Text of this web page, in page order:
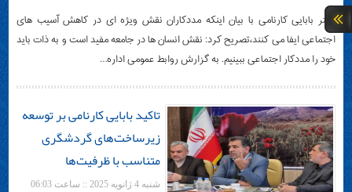
دکتر بابایی کارنامی با بیان اینکه مددکاران نقش ویژه ای در کاهش آسیب های
اجتماعی ایفا می کنند،تصریح کرد: نقش انسان ها در جامعه مفید است و به ذات باید
خود را مددکار اجتماعی ببینیم. به گزارش روابط عمومی اداره…
تاکید بابایی کارنامی بر توسعه
زیرساخت‌های گردشگری
متناسب با ظرفیت‌ها
شنبه 4 ژانویه 2025 :: ساعت 06:03